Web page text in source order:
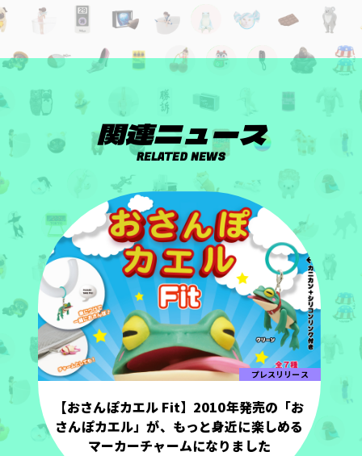
関連ニュース
RELATED NEWS
プレスリリース
【おさんぽカエル Fit】2010年発売の「お
さんぽカエル」が、もっと身近に楽しめる
マーカーチャームになりました